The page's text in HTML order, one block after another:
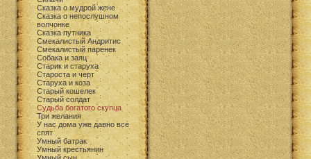
Сказка о мудрой жене
Сказка о непослушном
волчонке
Сказка путника
Смекалистый Андритис
Смекалистый паренек
Собака и заяц
Старик и старуха
Староста и черт
Старуха и коза
Старый кошелек
Старый солдат
Судьба богатого скупца
Три желания
У нас дома уже давно все
спят
Умный батрак
Умный крестьянин